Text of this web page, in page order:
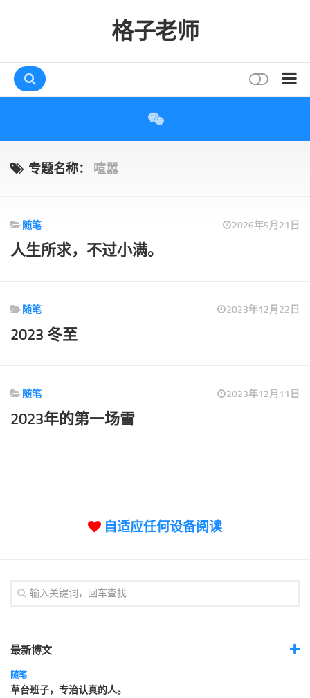
格子老师
互动
标签
论坛
页面
关于
专题名称： 喧嚣
随笔 2026年5月21日
人生所求，不过小满。
随笔 2023年12月22日
2023 冬至
随笔 2023年12月11日
2023年的第一场雪
自适应任何设备阅读
最新博文
随笔
草台班子，专治认真的人。